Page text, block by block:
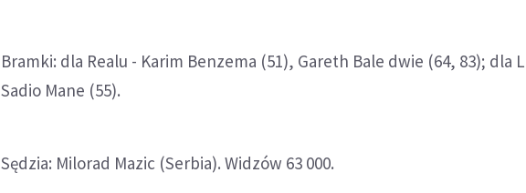
Bramki: dla Realu - Karim Benzema (51), Gareth Bale dwie (64, 83); dla
Sadio Mane (55).
Sędzia: Milorad Mazic (Serbia). Widzów 63 000.